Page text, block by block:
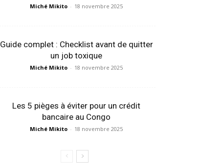
Miché Mikito - 18 novembre 2025
Guide complet : Checklist avant de quitter
un job toxique
Miché Mikito - 18 novembre 2025
Les 5 pièges à éviter pour un crédit
bancaire au Congo
Miché Mikito - 18 novembre 2025